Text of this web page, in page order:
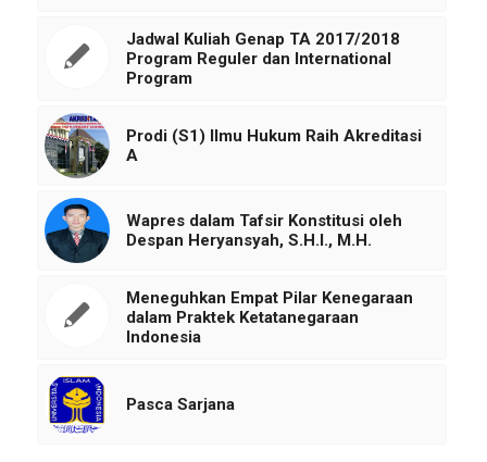
Jadwal Kuliah Genap TA 2017/2018
Program Reguler dan International
Program
Prodi (S1) Ilmu Hukum Raih Akreditasi
A
Wapres dalam Tafsir Konstitusi oleh
Despan Heryansyah, S.H.I., M.H.
Meneguhkan Empat Pilar Kenegaraan
dalam Praktek Ketatanegaraan
Indonesia
Pasca Sarjana